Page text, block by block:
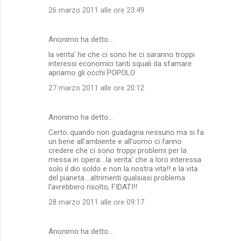
26 marzo 2011 alle ore 23:49
Anonimo ha detto…
la verita' he che ci sono he ci saranno troppi
interessi economici tanti squali da sfamare
apriamo gli occhi POPOLO
27 marzo 2011 alle ore 20:12
Anonimo ha detto…
Certo..quando non guadagna nessuno ma si fa
un bene all'ambiente e all'uomo ci fanno
credere che ci sono troppi problemi per la
messa in opera....la verita' che a loro interessa
solo il dio soldo e non la nostra vita!! e la vita
del pianeta....altrimenti qualsiasi problema
l'avrebbero risolto, FIDATI!!
28 marzo 2011 alle ore 09:17
Anonimo ha detto…